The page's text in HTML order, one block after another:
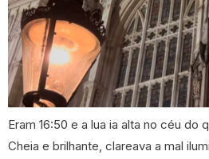
Eram 16:50 e a lua ia alta no céu do
Cheia e brilhante, clareava a mal